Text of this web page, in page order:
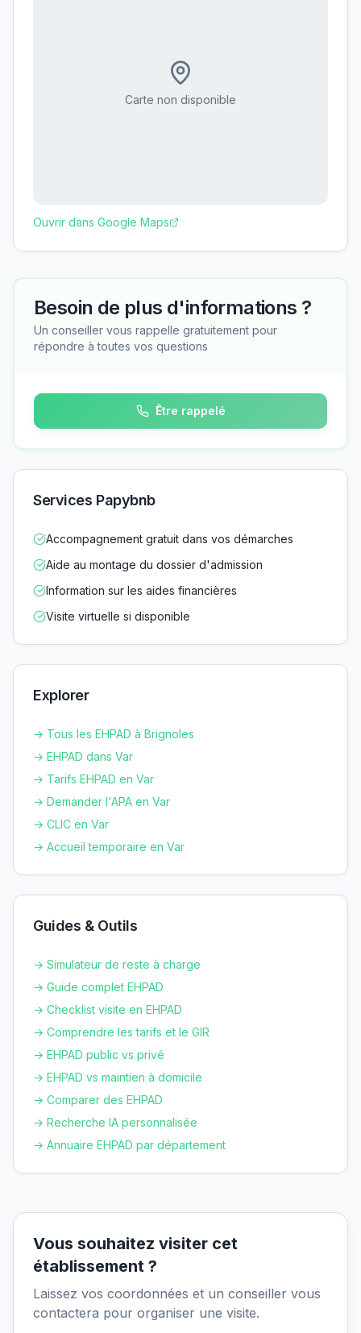
Carte non disponible
Ouvrir dans Google Maps
Besoin de plus d'informations ?
Un conseiller vous rappelle gratuitement pour
répondre à toutes vos questions
Être rappelé
Services Papybnb
Accompagnement gratuit dans vos démarches
Aide au montage du dossier d'admission
Information sur les aides financières
Visite virtuelle si disponible
Explorer
→ Tous les EHPAD à Brignoles
→ EHPAD dans Var
→ Tarifs EHPAD en Var
→ Demander l'APA en Var
→ CLIC en Var
→ Accueil temporaire en Var
Guides & Outils
→ Simulateur de reste à charge
→ Guide complet EHPAD
→ Checklist visite en EHPAD
→ Comprendre les tarifs et le GIR
→ EHPAD public vs privé
→ EHPAD vs maintien à domicile
→ Comparer des EHPAD
→ Recherche IA personnalisée
→ Annuaire EHPAD par département
Vous souhaitez visiter cet
établissement ?
Laissez vos coordonnées et un conseiller vous
contactera pour organiser une visite.